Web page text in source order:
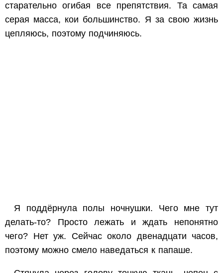
старательно огибая все препятствия. Та самая
серая масса, кои большинство. Я за свою жизнь
цепляюсь, поэтому подчиняюсь.
Я поддёрнула полы ночнушки. Чего мне тут
делать-то? Просто лежать и ждать непонятно
чего? Нет уж. Сейчас около двенадцати часов,
поэтому можно смело наведаться к папаше.